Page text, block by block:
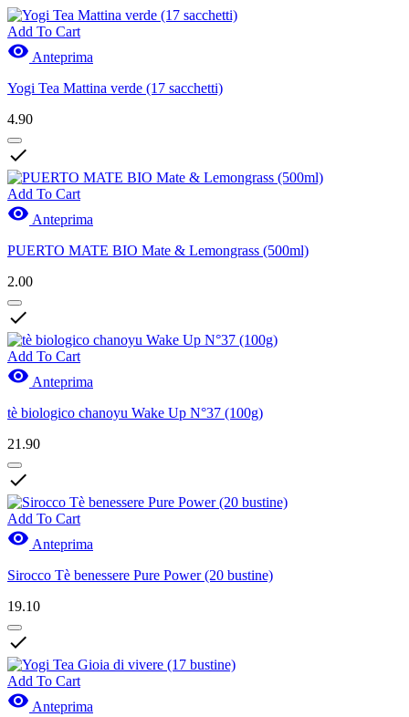
Add To Cart
 Anteprima
Yogi Tea Mattina verde (17 sacchetti)
4.90

Add To Cart
 Anteprima
PUERTO MATE BIO Mate & Lemongrass (500ml)
2.00

Add To Cart
 Anteprima
tè biologico chanoyu Wake Up N°37 (100g)
21.90

Add To Cart
 Anteprima
Sirocco Tè benessere Pure Power (20 bustine)
19.10

Add To Cart
 Anteprima